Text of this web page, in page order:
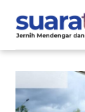
content